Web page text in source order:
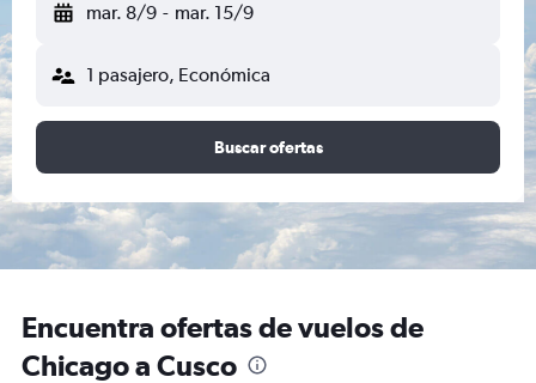
mar. 8/9 - mar. 15/9
1 pasajero, Económica
Buscar ofertas
Encuentra ofertas de vuelos de
Chicago a Cusco